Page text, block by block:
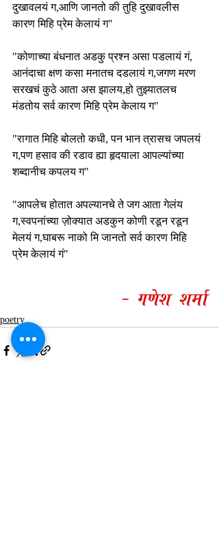
दुखावलयं ग,आणि जानतो की तुहि दुखावलीस
कारण मिहि प्रेम केलायं ग"
"कोणाच्या बंधनात अडकु प्रश्न असा पडलायं गं,
आनंदाचा क्षण कसा मनातच दडलायं ग,जगण मरण
सरखचं कुठे आता अस झालय,हो तुझ्यातलच
मंडतोय सर्व कारण मिहि प्रेम केलाय ग"
"रागात मिहि बोलतो कधी, पन भान त्रासच जपलयं
ग,पण हसाव की रडाव ह्या हृदयाला आपल्यांच्या
शब्दानीच कपलय ग"
"आपलेच होतात अपल्यानचे ते जग आता गेलंय
ग,स्वपनांच्या ज़ोक्यात अडकुन कोणी रडून रडून
मेलयं ग,घाबरू नाको मि जानतो सर्व कारण मिहि
प्रेम केलायं गं"
- g~aex xmaR
poetry